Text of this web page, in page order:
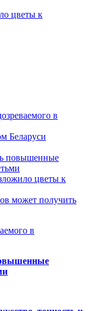
цветы к
в
Беларуси
повышенные
цветы к
может получить
в